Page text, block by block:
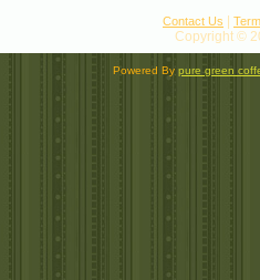
Contact Us
Copyright ©
Powered By pure green